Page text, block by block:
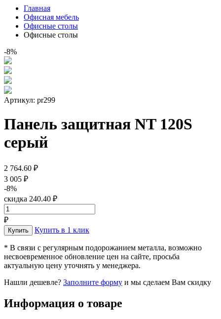
Главная
Офисная мебель
Офисные столы
Офисные столы
-8%
Артикул: pr299
Панель защитная NT 120S
серый
2 764.60 ₽
3 005 ₽
-8%
скидка 240.40 ₽
₽
Купить в 1 клик
* В связи с регулярным подорожанием металла, возможно
несвоевременное обновление цен на сайте, просьба
актуальную цену уточнять у менеджера.
Нашли дешевле? Заполните форму и мы сделаем Вам скидку
Информация о товаре